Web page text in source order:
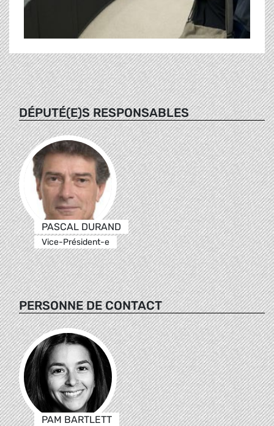
DÉPUTÉ(E)S RESPONSABLES
PASCAL DURAND
Vice-Président-e
PERSONNE DE CONTACT
PAM BARTLETT